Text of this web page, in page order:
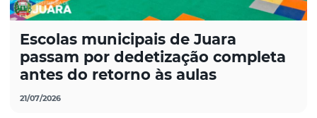
Escolas municipais de Juara
passam por dedetização completa
antes do retorno às aulas
21/07/2026